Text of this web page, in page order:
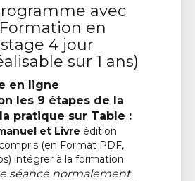
avec
en
4 jour
sur 1 ans)
en ligne
les 9 étapes de la
pratique sur Table :
et Livre édition
(en Format PDF,
intégrer à la formation
séance normalement